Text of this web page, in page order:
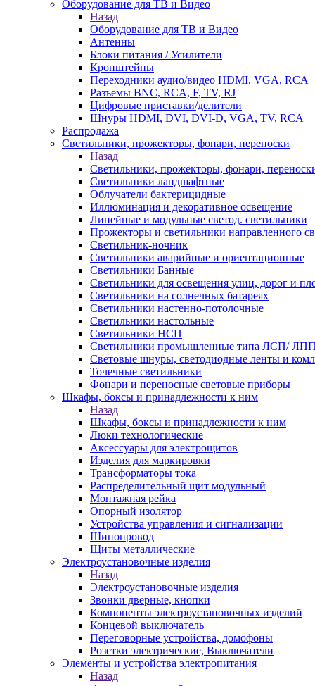
Оборудование для ТВ и Видео
Назад
Оборудование для ТВ и Видео
Антенны
Блоки питания / Усилители
Кронштейны
Переходники аудио/видео HDMI, VGA, RCA
Разъемы BNС, RCA, F, TV, RJ
Цифровые приставки/делители
Шнуры HDMI, DVI, DVI-D, VGA, TV, RCA
Распродажа
Светильники, прожекторы, фонари, переноски
Назад
Светильники, прожекторы, фонари,
Светильники ландшафтные
Облучатели бактерицидные
Иллюминация и декоративное освещение
Линейные и модульные светод. светильники
Прожекторы и светильники направленного
Светильник-ночник
Светильники аварийные и ориентационные
Светильники Банные
Светильники для освещения улиц, дорог и
Светильники на солнечных батареях
Светильники настенно-потолочные
Светильники настольные
Светильники НСП
Светильники промышленные типа ЛСП/
Световые шнуры, светодиодные ленты и
Точечные светильники
Фонари и переносные световые приборы
Шкафы, боксы и принадлежности к ним
Назад
Шкафы, боксы и принадлежности к ним
Люки технологические
Аксессуары для электрощитов
Изделия для маркировки
Трансформаторы тока
Распределительный щит модульный
Монтажная рейка
Опорный изолятор
Устройства управления и сигнализации
Шинопровод
Щиты металлические
Электроустановочные изделия
Назад
Электроустановочные изделия
Звонки дверные, кнопки
Компоненты электроустановочных изделий
Концевой выключатель
Переговорные устройства, домофоны
Розетки электрические, Выключатели
Элементы и устройства электропитания
Назад